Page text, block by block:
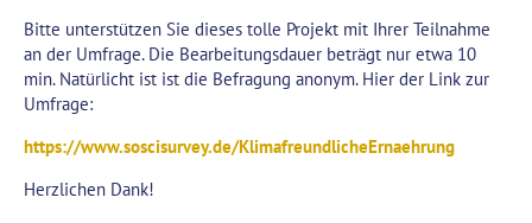
Bitte unterstützen Sie dieses tolle Projekt mit Ihrer Teilnahme
an der Umfrage. Die Bearbeitungsdauer beträgt nur etwa 10
min. Natürlicht ist ist die Befragung anonym. Hier der Link zur
Umfrage:
https://www.soscisurvey.de/KlimafreundlicheErnaehrung
Herzlichen Dank!